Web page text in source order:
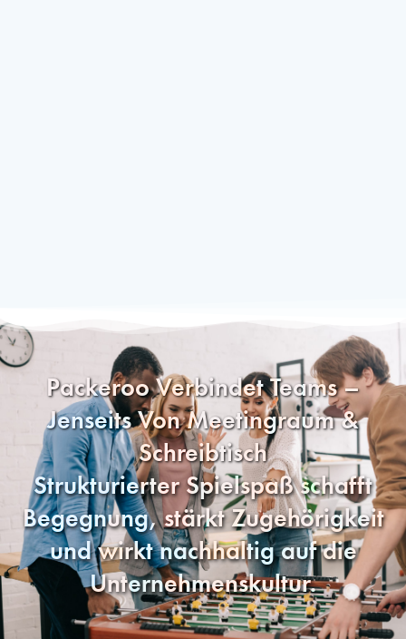
Packeroo Verbindet Teams –
Jenseits Von Meetingraum &
Schreibtisch
Strukturierter Spielspaß schafft
Begegnung, stärkt Zugehörigkeit
und wirkt nachhaltig auf die
Unternehmenskultur.